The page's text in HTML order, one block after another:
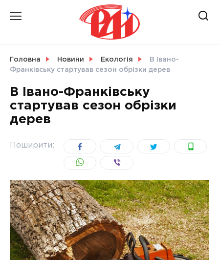
Головна Новини Екологія
В Івано-
Франківську стартував сезон обрізки дерев
В Івано-Франківську
стартував сезон обрізки
дерев
Поширити: